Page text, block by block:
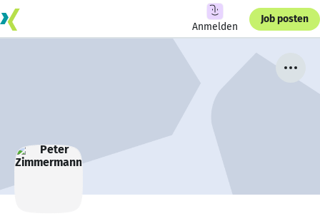
Anmelden
Job posten